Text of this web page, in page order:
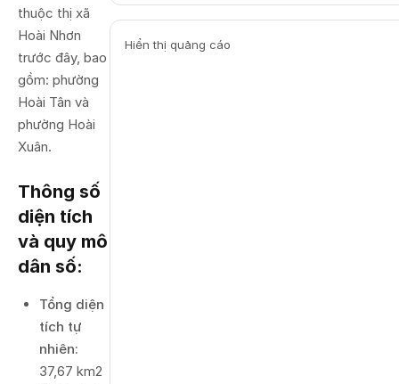
thuộc thị xã
Hoài Nhơn
trước đây, bao
gồm: phường
Hoài Tân và
phường Hoài
Xuân.
Thông số
diện tích
và quy mô
dân số:
Tổng diện
tích tự
nhiên:
37,67 km2
Hiển thị quảng cáo